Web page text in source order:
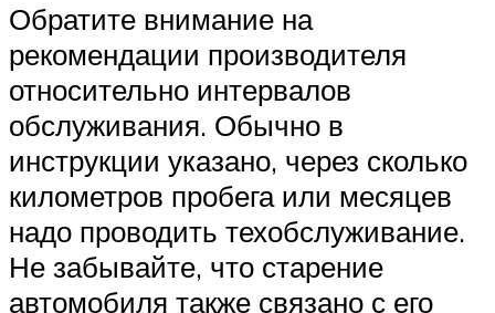
Обратите внимание на
рекомендации производителя
относительно интервалов
обслуживания. Обычно в
инструкции указано, через сколько
километров пробега или месяцев
надо проводить техобслуживание.
Не забывайте, что старение
автомобиля также связано с его